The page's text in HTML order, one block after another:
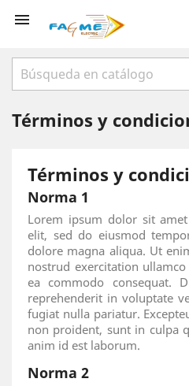

Términos y
Términos y
Norma 1
Lorem ipsum dolor sit
elit, sed do eiusmod
dolore magna aliqua. Ut
nostrud exercitation
ea commodo consequat.
reprehenderit in voluptate
fugiat nulla pariatur.
non proident, sunt in culpa
anim id est laborum.
Norma 2